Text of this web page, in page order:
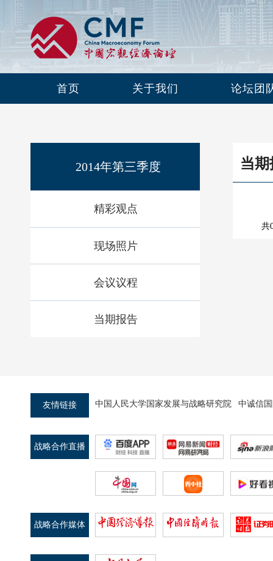
首页 关于我们 论坛团
2014年第三季度
精彩观点
现场照片
会议议程
当期报告
当期
共
友情链接 中国人民大学国家发展与战略研究院 中诚信
战略合作直播
战略合作媒体